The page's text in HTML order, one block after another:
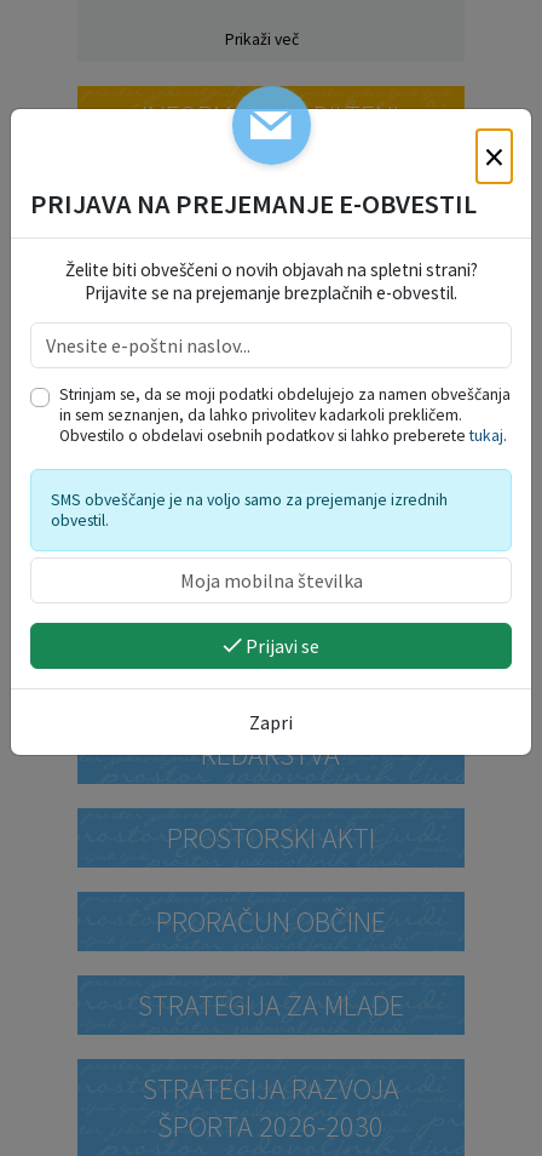
Prikaži več
INFORMATIVNI BILTENI
DELO OBČINSKEGA
REDARSTVA
PROSTORSKI AKTI
PRORAČUN OBČINE
STRATEGIJA ZA MLADE
STRATEGIJA RAZVOJA
ŠPORTA 2026-2030
×
PRIJAVA NA PREJEMANJE E-OBVESTIL
Želite biti obveščeni o novih objavah na spletni strani?
Prijavite se na prejemanje brezplačnih e-obvestil.
Strinjam se, da se moji podatki obdelujejo za namen obveščanja
in sem seznanjen, da lahko privolitev kadarkoli prekličem.
Obvestilo o obdelavi osebnih podatkov si lahko preberetetukaj.
SMS obveščanje je na voljo samo za prejemanje izrednih
obvestil.
Prijavi se
Zapri